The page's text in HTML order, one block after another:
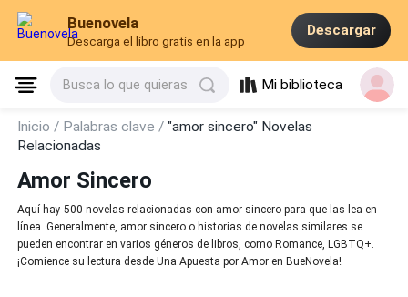
Buenovela
Descarga el libro gratis en la app
Descargar
Busca lo que quieras Mi biblioteca
Inicio / Palabras clave /"amor sincero" Novelas
Relacionadas
Amor Sincero
Aquí hay 500 novelas relacionadas con amor sincero para que las lea en
línea. Generalmente, amor sincero o historias de novelas similares se
pueden encontrar en varios géneros de libros, como Romance, LGBTQ+.
¡Comience su lectura desde Una Apuesta por Amor en BueNovela!